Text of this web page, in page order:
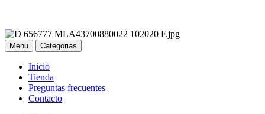
Menu Categorias
Inicio
Tienda
Preguntas frecuentes
Contacto